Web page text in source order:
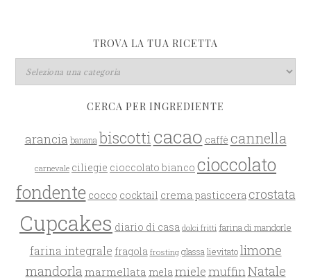
TROVA LA TUA RICETTA
CERCA PER INGREDIENTE
arancia banana biscotticacao caffè cannella
carnevale ciliegie cioccolato bianco cioccolato
fondente cocco cocktail crema pasticcera crostata
Cupcakes diario di casa dolci fritti farina di mandorle
farina integrale fragola frosting glassa lievitato limone
mandorla marmellata melamielemuffin Natale